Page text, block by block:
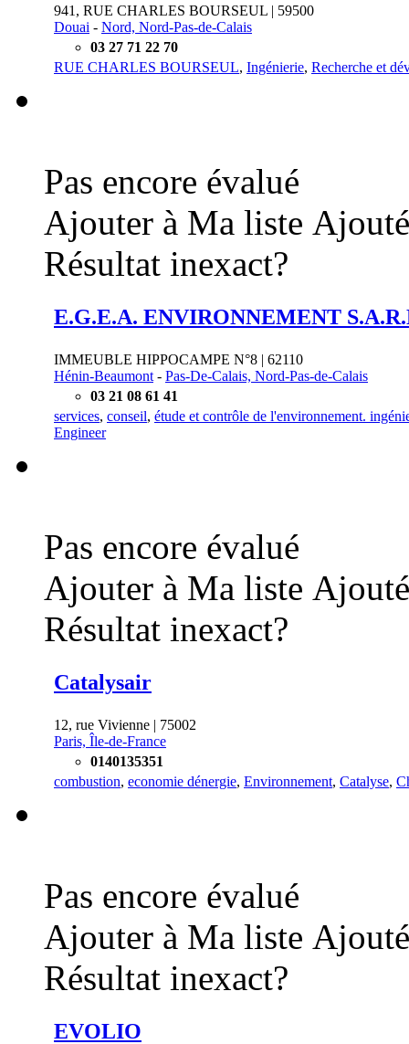
941, RUE CHARLES BOURSEUL | 59500
Douai - Nord, Nord-Pas-de-Calais
03 27 71 22 70
RUE CHARLES BOURSEUL, Ingénierie, Recherche et
Pas encore évalué
Ajouter à Ma liste
Résultat inexact?
E.G.E.A. ENVIRONNEMENT
IMMEUBLE HIPPOCAMPE N°8 | 62110
Hénin-Beaumont - Pas-De-Calais, Nord-Pas-de-Calais
03 21 08 61 41
services, conseil, étude et contrôle de l'environnement.
Engineer
Pas encore évalué
Ajouter à Ma liste
Résultat inexact?
Catalysair
12, rue Vivienne | 75002
Paris, Île-de-France
0140135351
combustion, economie dénergie, Environnement, Catalyse,
Pas encore évalué
Ajouter à Ma liste
Résultat inexact?
EVOLIO